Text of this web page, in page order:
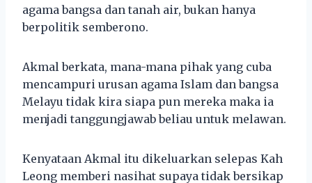
agama bangsa dan tanah air, bukan hanya
berpolitik semberono.
Akmal berkata, mana-mana pihak yang cuba
mencampuri urusan agama Islam dan bangsa
Melayu tidak kira siapa pun mereka maka ia
menjadi tanggungjawab beliau untuk melawan.
Kenyataan Akmal itu dikeluarkan selepas Kah
Leong memberi nasihat supaya tidak bersikap